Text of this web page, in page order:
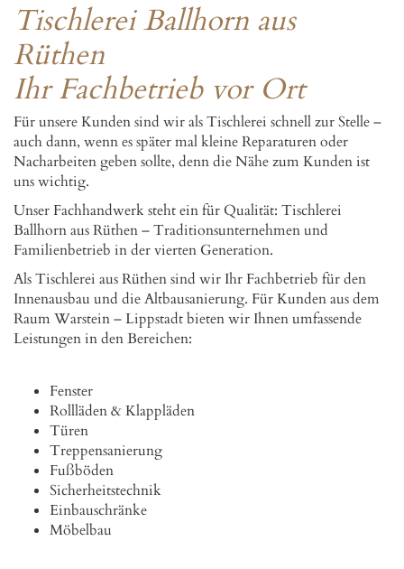
Tischlerei Ballhorn aus
Rüthen
Ihr Fachbetrieb vor Ort
Für unsere Kunden sind wir als Tischlerei schnell zur Stelle –
auch dann, wenn es später mal kleine Reparaturen oder
Nacharbeiten geben sollte, denn die Nähe zum Kunden ist
uns wichtig.
Unser Fachhandwerk steht ein für Qualität: Tischlerei
Ballhorn aus Rüthen – Traditionsunternehmen und
Familienbetrieb in der vierten Generation.
Als Tischlerei aus Rüthen sind wir Ihr Fachbetrieb für den
Innenausbau und die Altbausanierung. Für Kunden aus dem
Raum Warstein – Lippstadt bieten wir Ihnen umfassende
Leistungen in den Bereichen:
Fenster
Rollläden & Klappläden
Türen
Treppensanierung
Fußböden
Sicherheitstechnik
Einbauschränke
Möbelbau